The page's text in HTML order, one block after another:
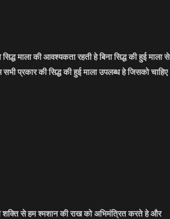
माला की आवश्यकता रहती हे बिना सिद्ध की हुई माला से
सभी प्रकार की सिद्ध की हुई माला उपलब्ध हे जिसको चाहिए
से हम श्मशान की राख को अभिमंत्रित करते हे और